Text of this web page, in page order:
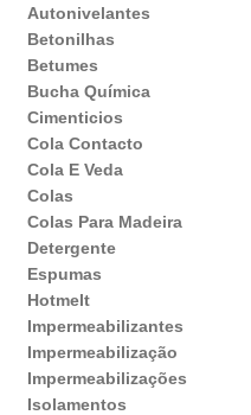
Autonivelantes
Betonilhas
Betumes
Bucha Química
Cimenticios
Cola Contacto
Cola E Veda
Colas
Colas Para Madeira
Detergente
Espumas
Hotmelt
Impermeabilizantes
Impermeabilização
Impermeabilizações
Isolamentos